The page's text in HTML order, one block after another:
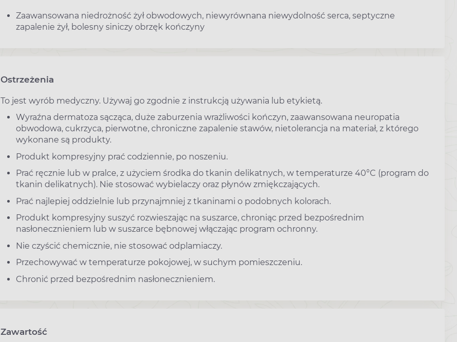
Zaawansowana niedrożność żył obwodowych, niewyrównana niewydolność serca, septyczne
zapalenie żył, bolesny siniczy obrzęk kończyny
Ostrzeżenia
To jest wyrób medyczny. Używaj go zgodnie z instrukcją używania lub etykietą.
Wyraźna dermatoza sącząca, duże zaburzenia wrażliwości kończyn, zaawansowana neuropatia
obwodowa, cukrzyca, pierwotne, chroniczne zapalenie stawów, nietolerancja na materiał, z którego
wykonane są produkty.
Produkt kompresyjny prać codziennie, po noszeniu.
Prać ręcznie lub w pralce, z użyciem środka do tkanin delikatnych, w temperaturze 40°C (program do
tkanin delikatnych). Nie stosować wybielaczy oraz płynów zmiękczających.
Prać najlepiej oddzielnie lub przynajmniej z tkaninami o podobnych kolorach.
Produkt kompresyjny suszyć rozwieszając na suszarce, chroniąc przed bezpośrednim
nasłonecznieniem lub w suszarce bębnowej włączając program ochronny.
Nie czyścić chemicznie, nie stosować odplamiaczy.
Przechowywać w temperaturze pokojowej, w suchym pomieszczeniu.
Chronić przed bezpośrednim nasłonecznieniem.
Zawartość